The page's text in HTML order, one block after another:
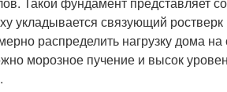
укладывается связующий
распределить нагрузку дома
морозное пучение и высок